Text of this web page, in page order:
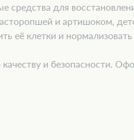
средства для
и артишоком,
её клетки и
и безопасности.